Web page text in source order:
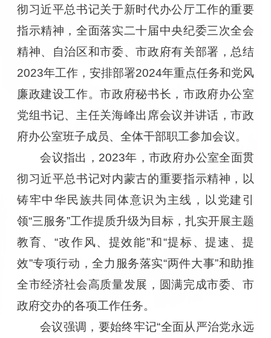
彻习近平总书记关于新时代办公厅工作的重要
指示精神，全面落实二十届中央纪委三次全会
精神、自治区和市委、市政府有关部署，总结
2023年工作，安排部署2024年重点任务和党风
廉政建设工作。市政府秘书长，市政府办公室
党组书记、主任关海峰出席会议并讲话，市政
府办公室班子成员、全体干部职工参加会议。
会议指出，2023年，市政府办公室全面贯
彻习近平总书记对内蒙古的重要指示精神，以
铸牢中华民族共同体意识为主线，以党建引
领“三服务”工作提质升级为目标，扎实开展主题
教育、“改作风、提效能”和“提标、提速、提
效”专项行动，全力服务落实“两件大事”和助推
全市经济社会高质量发展，圆满完成市委、市
政府交办的各项工作任务。
会议强调，要始终牢记“全面从严治党永远